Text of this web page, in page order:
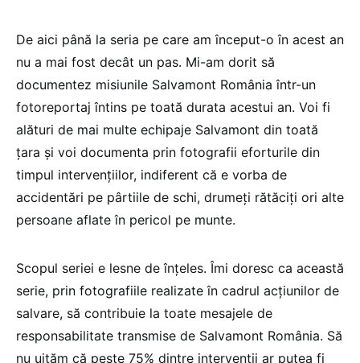
De aici până la seria pe care am început-o în acest an
nu a mai fost decât un pas. Mi-am dorit să
documentez misiunile Salvamont România într-un
fotoreportaj întins pe toată durata acestui an. Voi fi
alături de mai multe echipaje Salvamont din toată
țara și voi documenta prin fotografii eforturile din
timpul intervențiilor, indiferent că e vorba de
accidentări pe pârtiile de schi, drumeți rătăciți ori alte
persoane aflate în pericol pe munte.
Scopul seriei e lesne de înțeles. Îmi doresc ca această
serie, prin fotografiile realizate în cadrul acțiunilor de
salvare, să contribuie la toate mesajele de
responsabilitate transmise de Salvamont România. Să
nu uităm că peste 75% dintre intervenții ar putea fi